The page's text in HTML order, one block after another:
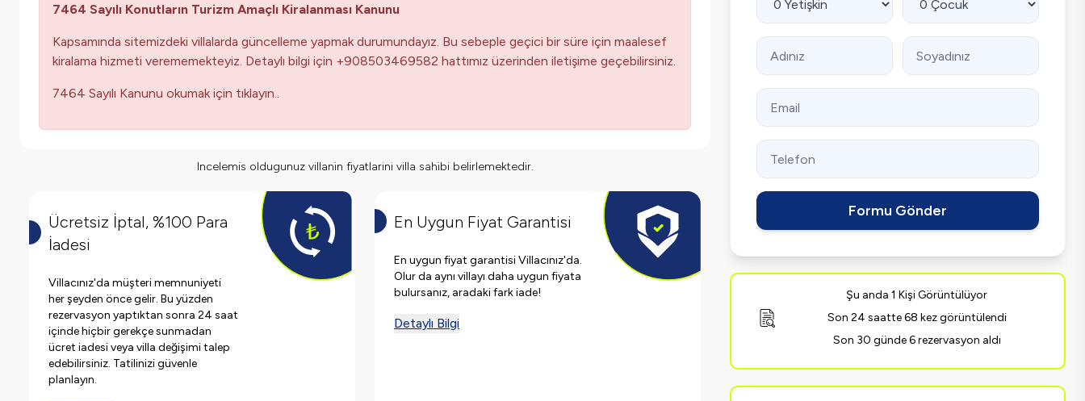
7464 Sayılı Konutların Turizm Amaçlı Kiralanması Kanunu
Kapsamında sitemizdeki villalarda güncelleme yapmak durumundayız. Bu sebeple geçici bir süre için maalesef
kiralama hizmeti verememekteyiz. Detaylı bilgi için +908503469582 hattımız üzerinden iletişime geçebilirsiniz.
7464 Sayılı Kanunu okumak için tıklayın..
Incelemis oldugunuz villanin fiyatlarini villa sahibi belirlemektedir.
Ücretsiz İptal, %100 Para
İadesi
Villacınız'da müşteri memnuniyeti
her şeyden önce gelir. Bu yüzden
rezervasyon yaptıktan sonra 24 saat
içinde hiçbir gerekçe sunmadan
ücret iadesi veya villa değişimi talep
edebilirsiniz. Tatilinizi güvenle
planlayın.
En Uygun Fiyat Garantisi
En uygun fiyat garantisi Villacınız'da.
Olur da aynı villayı daha uygun fiyata
bulursanız, aradaki fark iade!
Detaylı Bilgi
Formu Gönder
Şu anda 1 Kişi Görüntülüyor
Son 24 saatte 68 kez görüntülendi
Son 30 günde 6 rezervasyon aldı